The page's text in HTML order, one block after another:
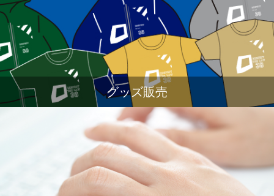
グッズ販売